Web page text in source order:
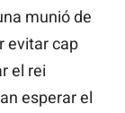
munió de
evitar cap
el rei
esperar el